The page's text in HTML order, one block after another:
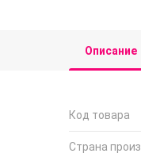
Описание
Код товара
Страна